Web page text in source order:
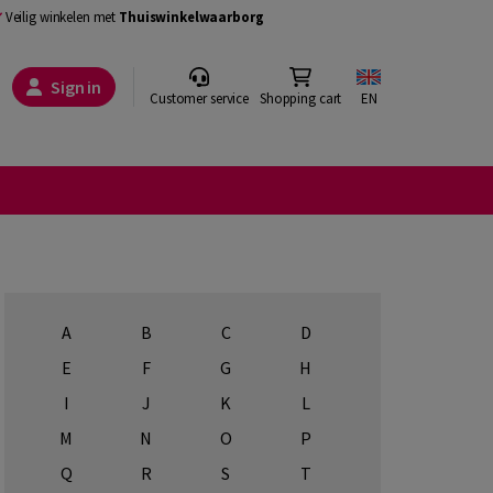
Veilig winkelen met Thuiswinkelwaarborg
Sign in Customer service Shopping cart EN
A B C
D
E
F G
H
I
J K
L
M
N O
P
Q
R S
T